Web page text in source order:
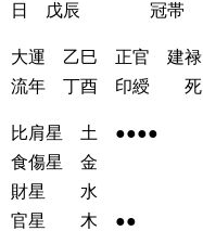
日 戊辰 冠帯
大運 乙巳 正官 建禄
流年 丁酉 印綬 死
比肩星 土 ●●●●
食傷星 金
財星 水
官星 木 ●●